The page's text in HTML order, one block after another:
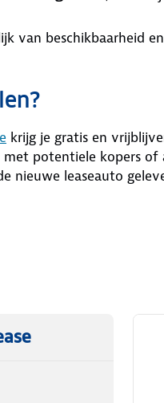
van beschikbaarheid
krijg je gratis en
potentiele kopers
nieuwe leaseauto